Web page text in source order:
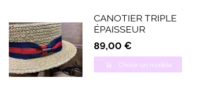
CANOTIER TRIPLE
ÉPAISSEUR
89,00 €
Choisir un modèle